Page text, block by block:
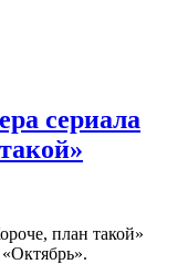
сериала
план такой»